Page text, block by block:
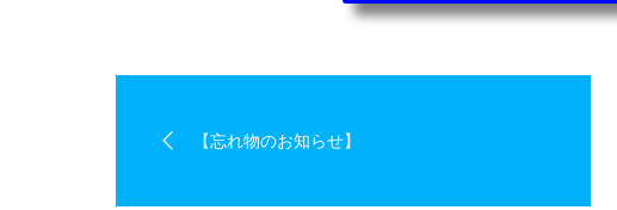
【忘れ物のお知らせ】